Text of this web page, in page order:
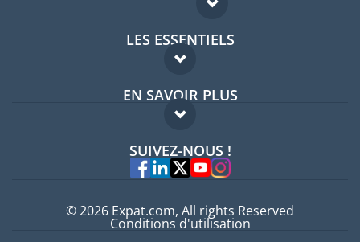
LES ESSENTIELS
Forum expatriés
Guides pays
EN SAVOIR PLUS
FAQ
Experts
SUIVEZ-NOUS !
© 2026 Expat.com, All rights Reserved
Conditions d'utilisation